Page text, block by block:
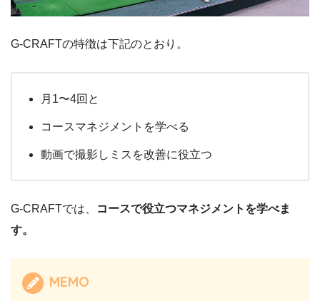
G-CRAFTの特徴は下記のとおり。
月1〜4回と
コースマネジメントを学べる
動画で撮影しミスを改善に役立つ
G-CRAFTでは、
コースで役立つマネジメントを学べま
す。
MEMO